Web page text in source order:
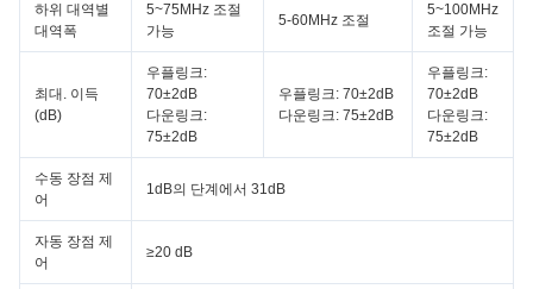
하위 대역별
대역폭
5~75MHz 조절
가능
5-60MHz 조절
5~100MHz
조절 가능
최대. 이득
(dB)
우플링크:
70±2dB
다운링크:
75±2dB
우플링크: 70±2dB
다운링크: 75±2dB
우플링크:
70±2dB
다운링크:
75±2dB
수동 장점 제
어
1dB의 단계에서 31dB
자동 장점 제
어
≥20 dB